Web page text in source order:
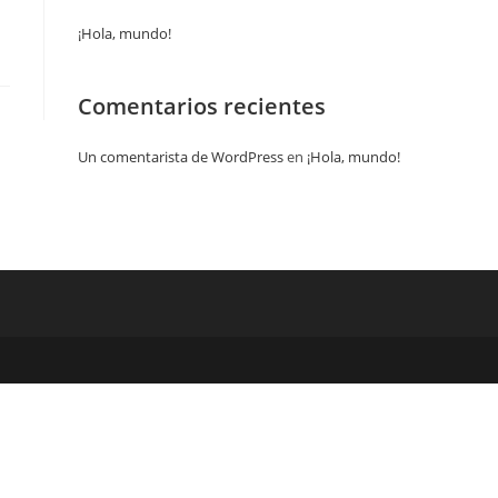
¡Hola, mundo!
Comentarios recientes
Un comentarista de WordPressen ¡Hola, mundo!